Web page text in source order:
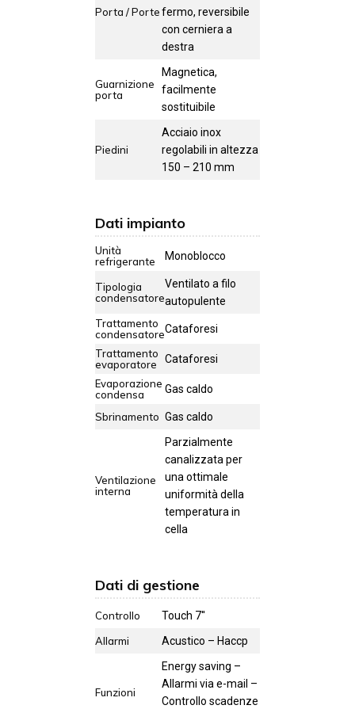
Porta / Portefermo, reversibile
con cerniera a
destra
Guarnizione
porta
Magnetica,
facilmente
sostituibile
Piedini
Acciaio inox
regolabili in altezza
150 – 210 mm
Dati impianto
Unità
refrigerante
Monoblocco
Tipologia
condensatore
Ventilato a filo
autopulente
Trattamento
condensatoreCataforesi
Trattamento
evaporatore
Cataforesi
Evaporazione
condensa
Gas caldo
Sbrinamento Gas caldo
Ventilazione
interna
Parzialmente
canalizzata per
una ottimale
uniformità della
temperatura in
cella
Dati di gestione
Controllo
Touch 7''
Allarmi
Acustico – Haccp
Funzioni
Energy saving –
Allarmi via e-mail –
Controllo scadenze